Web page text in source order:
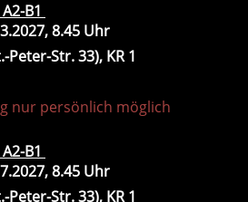
B1
8.45 Uhr
Peter-Str. 33), KR 1
nur persönlich möglich
B1
8.45 Uhr
Peter-Str. 33), KR 1